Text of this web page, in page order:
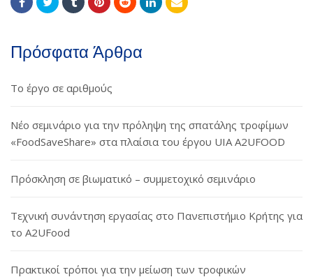
Πρόσφατα Άρθρα
Το έργο σε αριθμούς
Νέο σεμινάριο για την πρόληψη της σπατάλης τροφίμων
«FoodSaveShare» στα πλαίσια του έργου UIA A2UFOOD
Πρόσκληση σε βιωματικό – συμμετοχικό σεμινάριο
Τεχνική συνάντηση εργασίας στο Πανεπιστήμιο Κρήτης για
το A2UFood
Πρακτικοί τρόποι για την μείωση των τροφικών